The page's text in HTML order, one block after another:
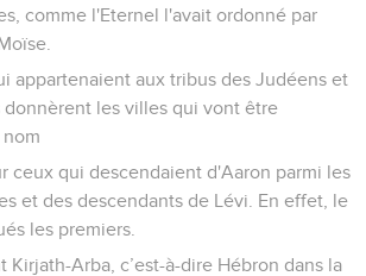
comme l'Eternel l'avait ordonné par
appartenaient aux tribus des Judéens et
donnèrent les villes qui vont être
ceux qui descendaient d'Aaron parmi les
et des descendants de Lévi. En effet, le
les premiers.
Kirjath-Arba, c’est-à-dire Hébron dans la